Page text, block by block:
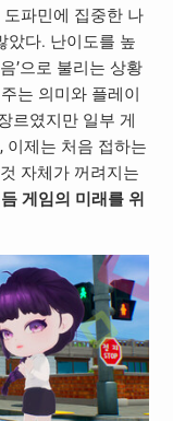
파민에 집중한 나
았다. 난이도를 높
’으로 불리는 상황
는 의미와 플레이
르였지만 일부 게
이제는 처음 접하는
자체가 꺼려지는
게임의 미래를 위